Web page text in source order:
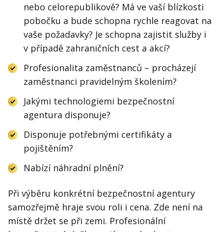
nebo celorepublikově? Má ve vaší blízkosti
pobočku a bude schopna rychle reagovat na
vaše požadavky? Je schopna zajistit služby i
v případě zahraničních cest a akcí?
Profesionalita zaměstnanců – procházejí
zaměstnanci pravidelným školením?
Jakými technologiemi bezpečnostní
agentura disponuje?
Disponuje potřebnými certifikáty a
pojištěním?
Nabízí náhradní plnění?
Při výběru konkrétní bezpečnostní agentury
samozřejmě hraje svou roli i cena. Zde není na
místě držet se při zemi. Profesionální